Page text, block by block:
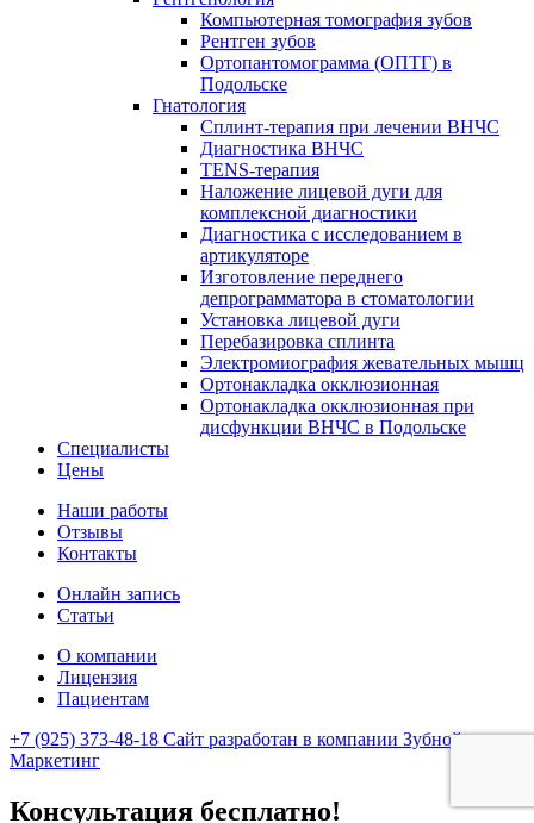
Компьютерная томография зубов
Рентген зубов
Ортопантомограмма (ОПТГ) в
Подольске
Гнатология
Сплинт-терапия при лечении ВНЧС
Диагностика ВНЧС
TENS-терапия
Наложение лицевой дуги для
комплексной диагностики
Диагностика с исследованием в
артикуляторе
Изготовление переднего
депрограмматора в стоматологии
Установка лицевой дуги
Перебазировка сплинта
Электромиография жевательных мышц
Ортонакладка окклюзионная
Ортонакладка окклюзионная при
дисфункции ВНЧС в Подольске
Специалисты
Цены
Наши работы
Отзывы
Контакты
Онлайн запись
Статьи
О компании
Лицензия
Пациентам
+7 (925) 373-48-18 Сайт разработан в компании Зубной
Маркетинг
Консультация бесплатно!